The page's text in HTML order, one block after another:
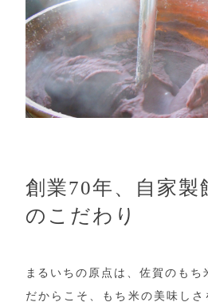
創業70年、自家製
のこだわり
まるいちの原点は、佐賀のもち
だからこそ、もち米の美味し